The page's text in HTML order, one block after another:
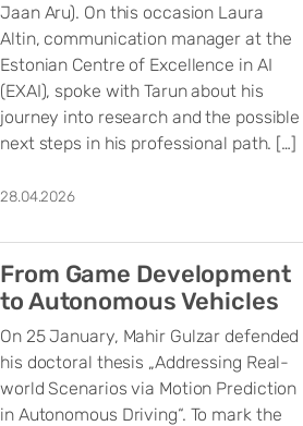
Jaan Aru). On this occasion Laura
Altin, communication manager at the
Estonian Centre of Excellence in AI
(EXAI), spoke with Tarun about his
journey into research and the possible
next steps in his professional path. […]
28.04.2026
From Game Development
to Autonomous Vehicles
On 25 January, Mahir Gulzar defended
his doctoral thesis „Addressing Real-
world Scenarios via Motion Prediction
in Autonomous Driving“. To mark the